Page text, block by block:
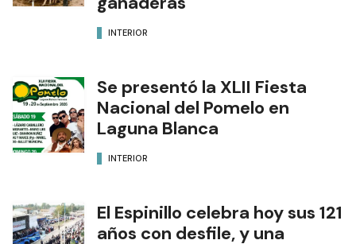
INTERIOR
Se presentó la XLII Fiesta
Nacional del Pomelo en
Laguna Blanca
INTERIOR
El Espinillo celebra hoy sus 121
años con desfile, y una